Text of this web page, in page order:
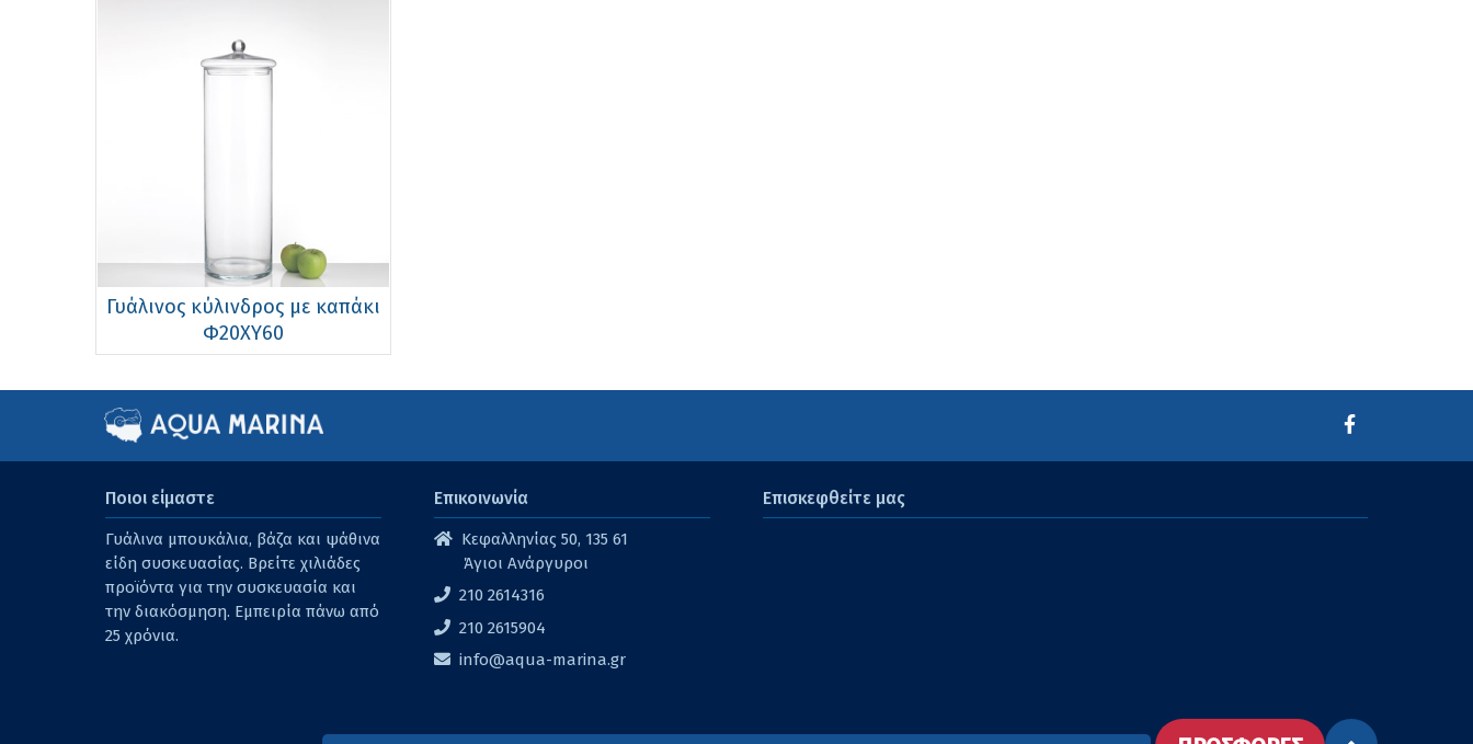
Γυάλινος κύλινδρος με καπάκι
Φ20ΧΥ60
Ποιοι είμαστε
Γυάλινα μπουκάλια, βάζα και ψάθινα
είδη συσκευασίας. Βρείτε χιλιάδες
προϊόντα για την συσκευασία και
την διακόσμηση. Εμπειρία πάνω από
25 χρόνια.
Επικοινωνία
Κεφαλληνίας 50, 135 61
Άγιοι Ανάργυροι
210 2614316
210 2615904
info@aqua-marina.gr
Επισκεφθείτε μας